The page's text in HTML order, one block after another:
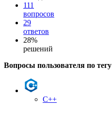
111
вопросов
29
ответов
28%
решений
Вопросы пользователя по тегу
C++